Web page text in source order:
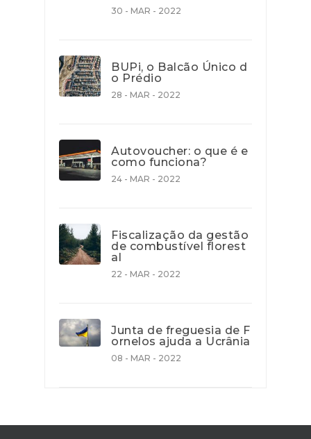
30 - MAR - 2022
BUPi, o Balcão Único d
o Prédio
28 - MAR - 2022
Autovoucher: o que é e
como funciona?
24 - MAR - 2022
Fiscalização da gestão
de combustível florest
al
22 - MAR - 2022
Junta de freguesia de F
ornelos ajuda a Ucrânia
08 - MAR - 2022